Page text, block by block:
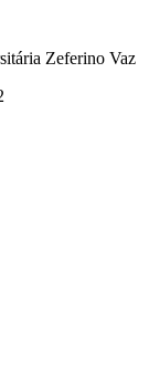
Zeferino Vaz